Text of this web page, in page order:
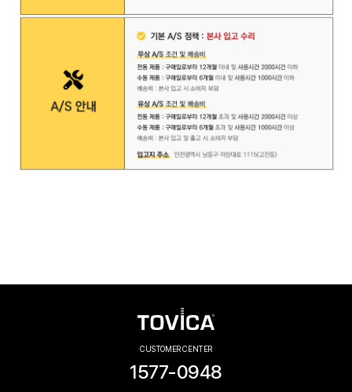
CUSTOMER CENTER
1577-0948